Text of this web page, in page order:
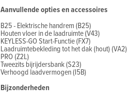
Aanvullende opties en accessoires
B25 - Elektrische handrem (B25)
Houten vloer in de laadruimte (V43)
KEYLESS-GO Start-Functie (FX7)
Laadruimtebekleding tot het dak (hout) (VA2)
PRO (Z2L)
Tweezits bijrijdersbank (S23)
Verhoogd laadvermogen (I5B)
Bijzonderheden